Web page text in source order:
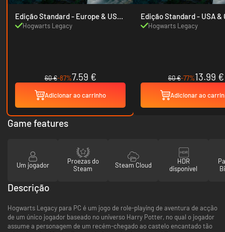
Edição Standard - Europe & USA
& Canada
Hogwarts Legacy
60 €-87%7.59 €
Adicionar ao carrinho
Edição Standard
Hogwarts Legacy
60 €-77%13.99 €
Adicionar ao
Game features
Um jogador
Proezas do
Steam
Steam Cloud
HDR
disponível
Descrição
Hogwarts Legacy para PC é um jogo de role-playing de aventura de acção
de um único jogador baseado no universo Harry Potter, no qual o jogador
assume a personagem de um recém-chegado ao castelo encantado tão